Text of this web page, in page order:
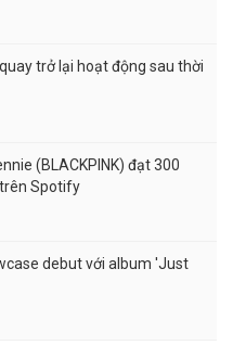
trở lại hoạt động sau thời
(BLACKPINK) đạt 300
Spotify
debut với album 'Just